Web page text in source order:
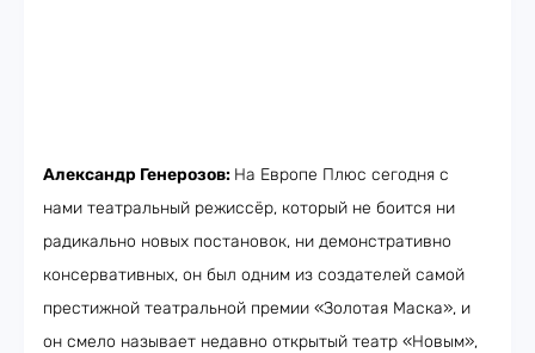
Александр Генерозов: На Европе Плюс сегодня с
нами театральный режиссёр, который не боится ни
радикально новых постановок, ни демонстративно
консервативных, он был одним из создателей самой
престижной театральной премии «Золотая Маска», и
он смело называет недавно открытый театр «Новым»,